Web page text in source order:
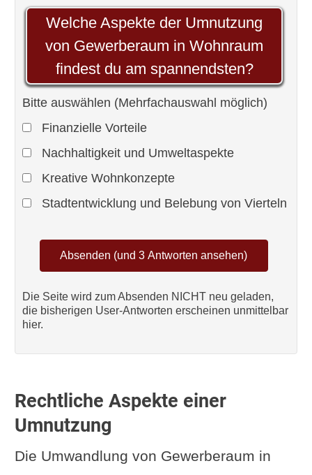
Welche Aspekte der Umnutzung
von Gewerberaum in Wohnraum
findest du am spannendsten?
Bitte auswählen (Mehrfachauswahl möglich)
Finanzielle Vorteile
Nachhaltigkeit und Umweltaspekte
Kreative Wohnkonzepte
Stadtentwicklung und Belebung von Vierteln
Die Seite wird zum Absenden NICHT neu geladen,
die bisherigen User-Antworten erscheinen unmittelbar
hier.
Rechtliche Aspekte einer
Umnutzung
Die Umwandlung von Gewerberaum in